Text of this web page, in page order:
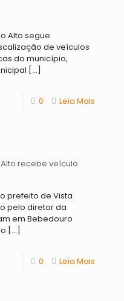
Alto segue
de veículos
do município,
[…]
0 Leia Mais
recebe veículo
prefeito de Vista
pelo diretor da
em Bebedouro
[…]
0 Leia Mais